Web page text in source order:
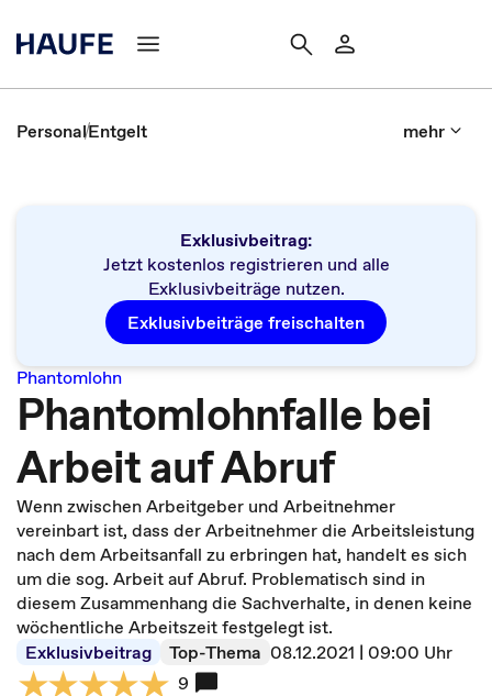
PersonalEntgelt mehr
Exklusivbeitrag:
Jetzt kostenlos registrieren und alle
Exklusivbeiträge nutzen.
Exklusivbeiträge freischalten
Phantomlohn
Phantomlohnfalle bei
Arbeit auf Abruf
Wenn zwischen Arbeitgeber und Arbeitnehmer
vereinbart ist, dass der Arbeitnehmer die Arbeitsleistung
nach dem Arbeitsanfall zu erbringen hat, handelt es sich
um die sog. Arbeit auf Abruf. Problematisch sind in
diesem Zusammenhang die Sachverhalte, in denen keine
wöchentliche Arbeitszeit festgelegt ist.
Exklusivbeitrag
Top-Thema 08.12.2021 | 09:00 Uhr
9